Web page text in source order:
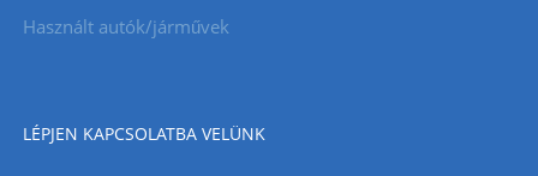
Használt autók/járművek
LÉPJEN KAPCSOLATBA VELÜNK